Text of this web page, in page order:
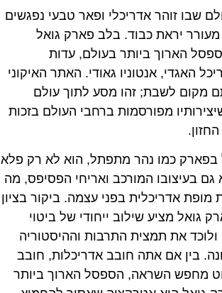
שבו זוהר אדריכלי ופאר טבעי נפגשים
מעורר יראת כבוד. בלב פארק גואל
הארוך ביותר בעולם, עדות
האגדי, אנטוניו גאודי. האתר האיקוני
מקום לשבת; זהו מסע לתוך עולם
מפורסמות ברחבי העולם בזכות
כמו נהר מתפתל, הוא לא רק פלא
גם בעיצובו המורכב ואריחי הפסיפס, מה
מופת אדריכלית בפני עצמה. ביקור בציון
גואל מציע שילוב ייחודי של ביטוי
ולוכד את תמצית התרבות וההיסטוריה
בין אם אתה חובב אדריכלות, חובב
מחפש השראה, הספסל הארוך ביותר